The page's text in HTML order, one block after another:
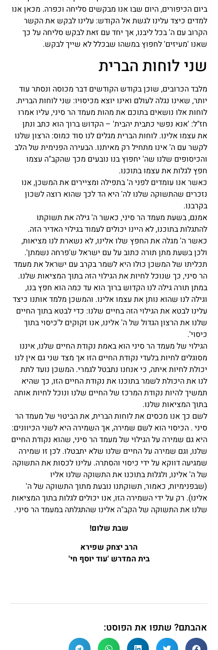
ביום הכיפורים, היום שבו אנו מבקשים סליחה וכפרה. מכאן אנו
למדים כיצד עלינו לגשת אל הקודש: עלינו לבקש את הקשר
הקרוב עם ה' בכל ליבנו, אך יחד עם זאת לבקש סליחה על כך
שאנו 'מעיזים' לחפוץ במשהו שבכלל לא שייך לבקש.
שני לוחות הברית
מלבד הכרובים, שוכן בקודש הקודשים דבר מכוסה ונסתר עוד
יותר, שאינו נגלה לעולם ואינו יוצא מכיסויו: שני לוחות הברית.
לוחות אלו נושאים בתוכם את מהות מעמד הר סיני, עליו אמרו
חז"ל: 'אנא נפשי כתבית יהבית' – הקדוש ברוך הוא כתב ונתן
את עצמו אלינו. לוחות הברית מגלים לנו סוד כמוס: הרצון שלנו
לקשר עם ה' אינו מתחיל רק מאיתנו. הבעירה הפנימית של הלב
והכיסופים שלנו שה' יחפוץ בנו נובעים מכך שהקב"ה עצמו
חפץ לגלות את עצמו בתוכנו.
כאשר אנו עומדים לפני ה' בתפילה ומציירים את המשכן, אנו
נזכרים שהתשוקה שלנו לה' היא הד לכך שהוא רוצה לשכון
בקרבנו.
אמנם, בשעת מעמד הר סיני, כאשר ה' גילה את תשוקתו
להתגלות בתוכנו, לא היינו יכולים לעמוד בגילוי האדיר הזה.
כאשר ה' מגלה את החפץ שלו אלינו, לא נשארת לנו מציאות,
ולכן בשעת מתן תורה כתוב על עם ישראל ש'פרחה נשמתן'.
תכליתו של המשכן כולו היא לשמר בקרב עם ישראל את מעמד
הר סיני, כך שנוכל לחיות את הגילוי הזה בתוך המציאות שלנו.
במתן תורה גילה לנו הקדוש ברוך הוא עד כמה הוא חפץ בנו,
וגילה לנו שהוא נותן את עצמו אלינו. והמשכן מלמד אותנו כיצד
עלינו לבטא את הגילוי הזה בחיים שלנו: כדי לבטא בתוך החיים
שלנו את הרצון הגדול של ה' אלינו, אנו זקוקים ל'כיסוי בתוך
כיסוי'.
הגילוי של מעמד הר סיני הוא באמת נקודת החיים שלנו, איננו
מסוגלים לחיות בלעדי נקודת החיים הזו אך מצד שני גם אין לנו
יכולת לחיות איתה, כי אנחנו נתבטל לגמרי. המשכן נועד לתת
לנו את היכולת לשמר בתוכנו את נקודת החיים הזו, כך שהיא
תמשיך להיות נקודת המרכז של החיים שלנו ונוכל לחיות אותה
בתוך המציאות שלנו.
לשם כך אנו מכסים את לוחות הברית, את הביטוי של מעמד הר
סיני . הכיסוי הוא לשם שמירה, אך השמירה היא לשני הכיוונים:
היא גם שמירה על הגילוי של מעמד הר סיני, שהוא נקודת החיים
שלנו, וגם שמירה על החיים שלנו שלא יתבטלו. לכן זו שמירה
שמגיעה דווקא על ידי כיסוי והסתרה. עלינו לכסות את התשוקה
של ה' אלינו, ולגלות בתוכנו את התשוקה שלנו אליו
(שבפנימיות, כאמור, תשוקתנו נובעת מתוך התשוקה של ה'
אלינו). רק על ידי השמירה הזו, אנו יכולים לגלות בתוך המציאות
שלנו את התשוקה של הקב"ה אלינו שהתגלתה במעמד הר סיני.
שבת שלום!
הרב יצחק שפירא
בית המדרש 'עוד יוסף חי'
אהבתם? שתפו את הפוסט: